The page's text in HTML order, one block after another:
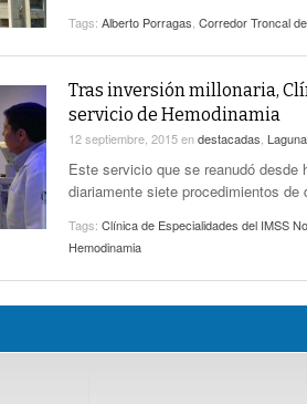
Tags: Alberto Porragas Corredor Troncal
Tras inversión millonaria,
servicio de Hemodinamia
12 septiembre, 2015endestacadas Laguna
Este servicio que se reanudó
diariamente siete procedimientos
Tags: Clínica de Especialidades del IMSS
Hemodinamia